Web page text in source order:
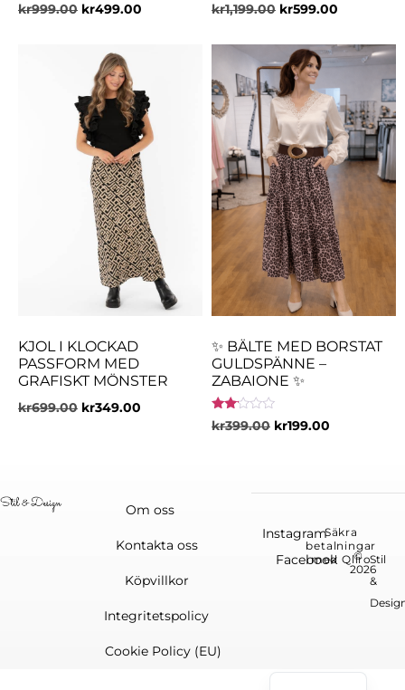
kr999.00 kr499.00 kr1,199.00 kr599.00
KJOL I KLOCKAD
PASSFORM MED
GRAFISKT MÖNSTER
kr699.00 kr349.00
✨ BÄLTE MED BORSTAT
GULDSPÄNNE –
ZABAIONE ✨
Betygsatt
2.00
kr399.00 kr199.00
Om oss
Kontakta oss
Köpvillkor
Integritetspolicy
Cookie Policy (EU)
©
2026
Stil
&
Instagram
Facebook
Säkra
betalningar
med Qliro